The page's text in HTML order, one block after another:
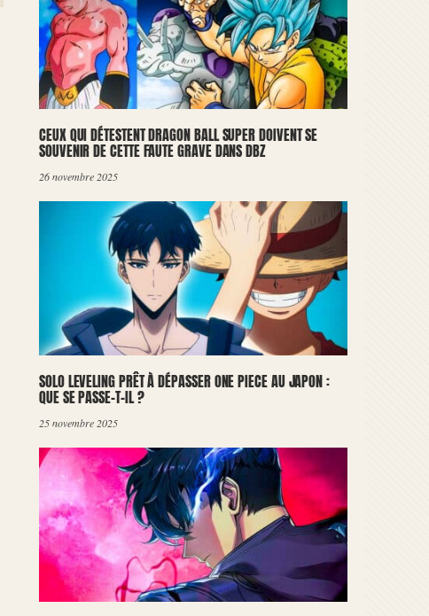
CEUX QUI DÉTESTENT DRAGON BALL SUPER DOIVENT SE
SOUVENIR DE CETTE FAUTE GRAVE DANS DBZ
26 novembre 2025
SOLO LEVELING PRÊT À DÉPASSER ONE PIECE AU JAPON :
QUE SE PASSE-T-IL ?
25 novembre 2025